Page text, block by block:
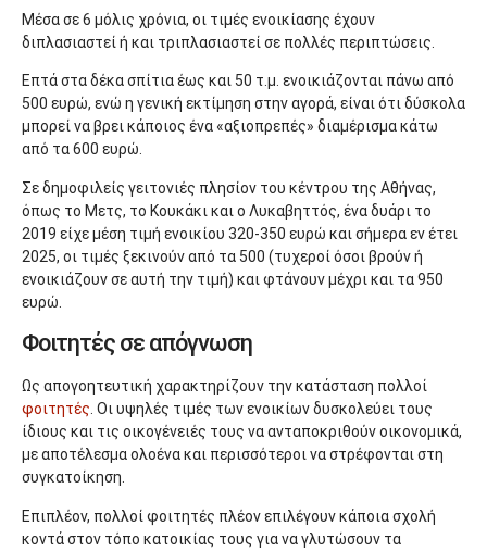
Μέσα σε 6 μόλις χρόνια, οι τιμές ενοικίασης έχουν
διπλασιαστεί ή και τριπλασιαστεί σε πολλές περιπτώσεις.
Επτά στα δέκα σπίτια έως και 50 τ.μ. ενοικιάζονται πάνω από
500 ευρώ, ενώ η γενική εκτίμηση στην αγορά, είναι ότι δύσκολα
μπορεί να βρει κάποιος ένα «αξιοπρεπές» διαμέρισμα κάτω
από τα 600 ευρώ.
Σε δημοφιλείς γειτονιές πλησίον του κέντρου της Αθήνας,
όπως το Μετς, το Κουκάκι και ο Λυκαβηττός, ένα δυάρι το
2019 είχε μέση τιμή ενοικίου 320-350 ευρώ και σήμερα εν έτει
2025, οι τιμές ξεκινούν από τα 500 (τυχεροί όσοι βρούν ή
ενοικιάζουν σε αυτή την τιμή) και φτάνουν μέχρι και τα 950
ευρώ.
Φοιτητές σε απόγνωση
Ως απογοητευτική χαρακτηρίζουν την κατάσταση πολλοί
φοιτητές. Οι υψηλές τιμές των ενοικίων δυσκολεύει τους
ίδιους και τις οικογένειές τους να ανταποκριθούν οικονομικά,
με αποτέλεσμα ολοένα και περισσότεροι να στρέφονται στη
συγκατοίκηση.
Επιπλέον, πολλοί φοιτητές πλέον επιλέγουν κάποια σχολή
κοντά στον τόπο κατοικίας τους για να γλυτώσουν τα